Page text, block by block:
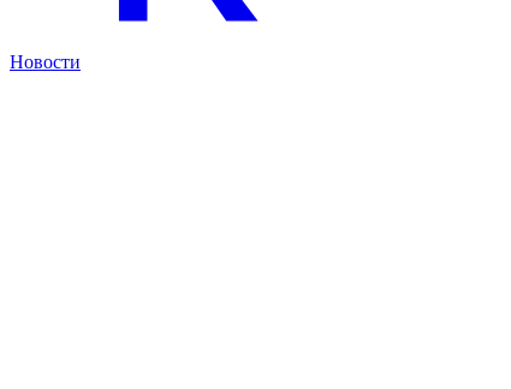
Новости